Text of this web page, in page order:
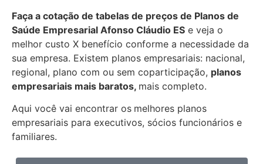
Faça a cotação de tabelas de preços de Planos de
Saúde Empresarial Afonso Cláudio ES e veja o
melhor custo X benefício conforme a necessidade da
sua empresa. Existem planos empresariais: nacional,
regional, plano com ou sem coparticipação, planos
empresariais mais baratos, mais completo.
Aqui você vai encontrar os melhores planos
empresariais para executivos, sócios funcionários e
familiares.